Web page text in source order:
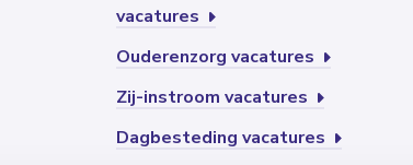
vacatures
Ouderenzorg vacatures
Zij-instroom vacatures
Dagbesteding vacatures